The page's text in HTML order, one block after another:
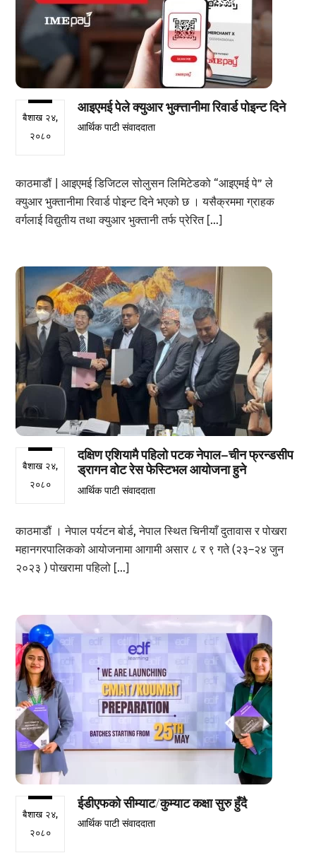
बैशाख २४,
२०८०
आइएमई पेले क्युआर भुक्त्तानीमा रिवार्ड पोइन्ट दिने
आर्थिक पाटी संवाददाता
काठमाडौं | आइएमई डिजिटल सोलुसन लिमिटेडको “आइएमई पे” ले
क्युआर भुक्तानीमा रिवार्ड पोइन्ट दिने भएको छ । यसैक्रममा ग्राहक
वर्गलाई विद्युतीय तथा क्युआर भुक्तानी तर्फ प्रेरित […]
बैशाख २४,
२०८०
दक्षिण एशियामै पहिलो पटक नेपाल–चीन फ्रन्डसीप
ड्रागन वोट रेस फेस्टिभल आयोजना हुने
आर्थिक पाटी संवाददाता
काठमाडौं । नेपाल पर्यटन बोर्ड, नेपाल स्थित चिनीयाँ दुतावास र पोखरा
महानगरपालिकको आयोजनामा आगामी असार ८ र ९ गते (२३–२४ जुन
२०२३ ) पोखरामा पहिलो […]
बैशाख २४,
२०८०
ईडीएफको सीम्याट/कुम्याट कक्षा सुरु हुँदै
आर्थिक पाटी संवाददाता